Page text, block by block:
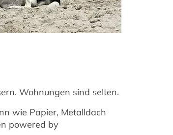
Wohnungen sind selten.
wie Papier, Metalldach
powered by